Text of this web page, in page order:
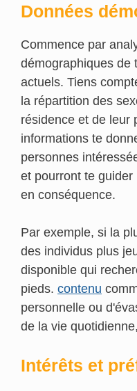
Données
Commence par
démographiques de
actuels. Tiens
la répartition des
résidence et de leur
informations te
personnes
et pourront te
en conséquence.
Par exemple, si la
des individus plus
disponible qui
pieds. contenu
personnelle ou
de la vie quotidienne,
Intérêts et